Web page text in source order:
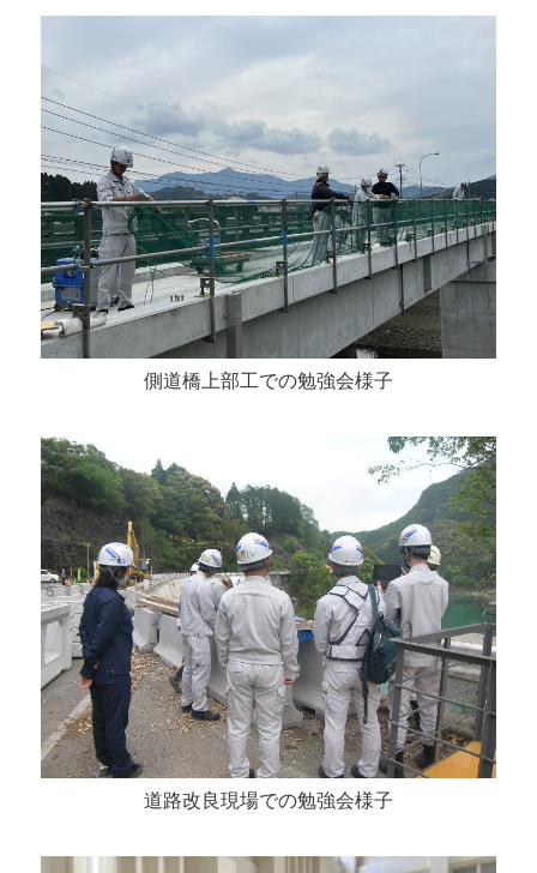
側道橋上部工での勉強会様子
道路改良現場での勉強会様子